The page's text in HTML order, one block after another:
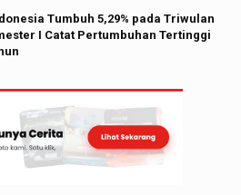
Tumbuh 5,29% pada Triwulan
I Catat Pertumbuhan Tertinggi